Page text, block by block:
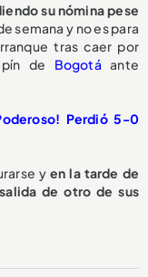
su nómina pese
semana y no es para
tras caer por
de Bogotá ante
Perdió 5-0
yen la tarde de
de otro de sus